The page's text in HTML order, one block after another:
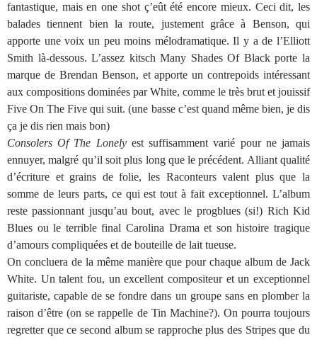
fantastique, mais en one shot ç’eût été encore mieux. Ceci dit, les
balades tiennent bien la route, justement grâce à Benson, qui
apporte une voix un peu moins mélodramatique. Il y a de l’Elliott
Smith là-dessous. L’assez kitsch Many Shades Of Black porte la
marque de Brendan Benson, et apporte un contrepoids intéressant
aux compositions dominées par White, comme le très brut et jouissif
Five On The Five qui suit. (une basse c’est quand même bien, je dis
ça je dis rien mais bon)
Consolers Of The Lonelyest suffisamment varié pour ne jamais
ennuyer, malgré qu’il soit plus long que le précédent. Alliant qualité
d’écriture et grains de folie, les Raconteurs valent plus que la
somme de leurs parts, ce qui est tout à fait exceptionnel. L’album
reste passionnant jusqu’au bout, avec le progblues (si!) Rich Kid
Blues ou le terrible final Carolina Drama et son histoire tragique
d’amours compliquées et de bouteille de lait tueuse.
On concluera de la même manière que pour chaque album de Jack
White. Un talent fou, un excellent compositeur et un exceptionnel
guitariste, capable de se fondre dans un groupe sans en plomber la
raison d’être (on se rappelle de Tin Machine?). On pourra toujours
regretter que ce second album se rapproche plus des Stripes que du